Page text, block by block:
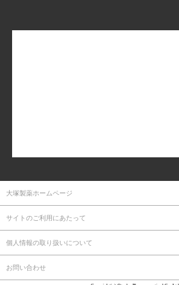
大塚製薬ホームページ
サイトのご利用にあたって
個人情報の取り扱いについて
お問い合わせ